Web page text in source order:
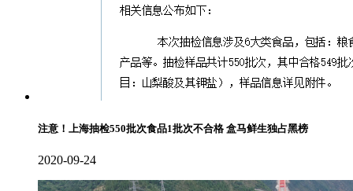
注意！上海抽检550批次食品1批次不合格 盒马鲜生独占黑榜
2020-09-24